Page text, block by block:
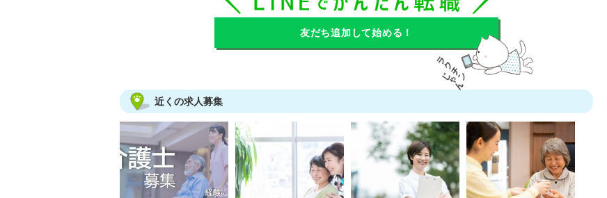
友だち追加して始める！
近くの求人募集